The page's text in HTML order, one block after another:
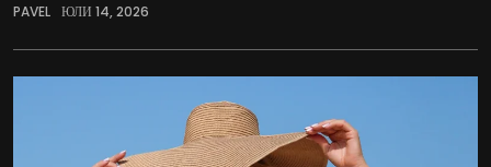
PAVEL ЮЛИ 14, 2026